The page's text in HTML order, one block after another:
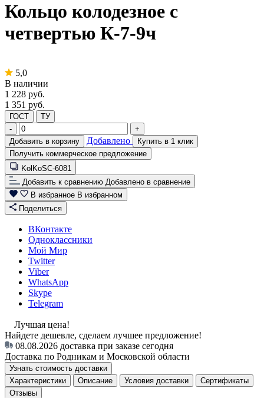
Кольцо колодезное с
четвертью К-7-9ч
5,0
В наличии
1 228 руб.
1 351 руб.
ГОСТ
ТУ
-
+
Добавить в корзину
Добавлено
Купить в 1 клик
Получить коммерческое предложение
KolKoSC-6081
Добавить к сравнению Добавлено в сравнение
В избранное В избранном
Поделиться
ВКонтакте
Одноклассники
Мой Мир
Twitter
Viber
WhatsApp
Skype
Telegram
Лучшая цена!
Найдете дешевле, сделаем лучшее предложение!
08.08.2026 доставка при заказе сегодня
Доставка по Родникам и Московской области
Узнать стоимость доставки
Характеристики
Описание Условия доставки
Сертификаты
Отзывы